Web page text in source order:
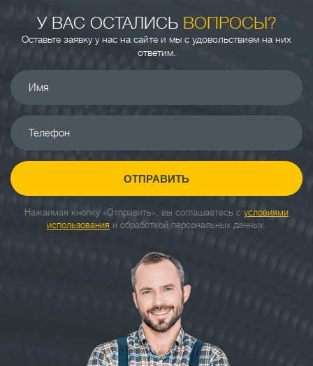
У ВАС ОСТАЛИСЬ ВОПРОСЫ?
Оставьте заявку у нас на сайте и мы с удовольствием на них
ответим.
Имя
Телефон
ОТПРАВИТЬ
Нажаимая кнопку «Отправить», вы соглашаетесь с условиями
использования и обработкой персональных данных.